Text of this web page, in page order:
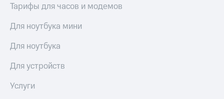
Тарифы для часов и модемов
Для ноутбука мини
Для ноутбука
Для устройств
Услуги